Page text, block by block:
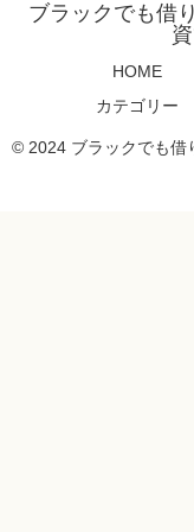
ブラックでも借
HOME
カテゴリー
© 2024 ブラックでも借